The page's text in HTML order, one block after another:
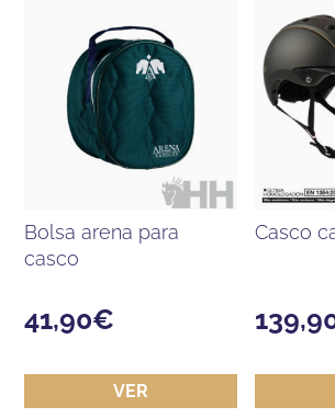
bolsa arena para
casco
41,90€
VER
casco